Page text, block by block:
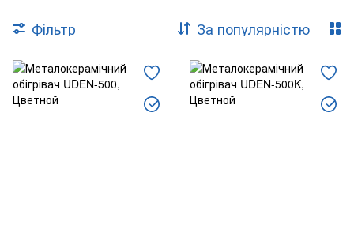
Фільтр За популярністю